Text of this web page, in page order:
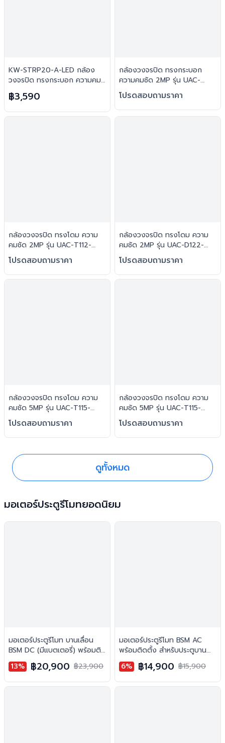
KW-STRP20-A-LED กล้อง
วงจรปิด ทรงกระบอก ความคม
ชัด 2MP : Uniview (UNV)
฿3,590
กล้องวงจรปิด ทรงกระบอก
ความคมชัด 2MP รุ่น UAC-
B112-F28(40)-W : Uniview
(UNV)
โปรดสอบถามราคา
กล้องวงจรปิด ทรงโดม ความ
คมชัด 2MP รุ่น UAC-T112-
F28(40)-W : Uniview (UNV)
โปรดสอบถามราคา
กล้องวงจรปิด ทรงโดม ความ
คมชัด 2MP รุ่น UAC-D122-
AF28(40)M : Uniview (UNV)
โปรดสอบถามราคา
กล้องวงจรปิด ทรงโดม ความ
คมชัด 5MP รุ่น UAC-T115-
F28(40)-W : Uniview (UNV)
โปรดสอบถามราคา
กล้องวงจรปิด ทรงโดม ความ
คมชัด 5MP รุ่น UAC-T115-
F28(40) : Uniview (UNV)
โปรดสอบถามราคา
ดูทั้งหมด
มอเตอร์ประตูรีโมทยอดนิยม
มอเตอร์ประตูรีโมท บานเลื่อน
BSM DC (มีแบตเตอรี่) พร้อมติด
ตั้ง สำหรับประตูบานเลื่อน
13% ฿20,900 ฿23,900
มอเตอร์ประตูรีโมท BSM AC
พร้อมติดตั้ง สำหรับประตูบาน
เลื่อน
6% ฿14,900 ฿15,900